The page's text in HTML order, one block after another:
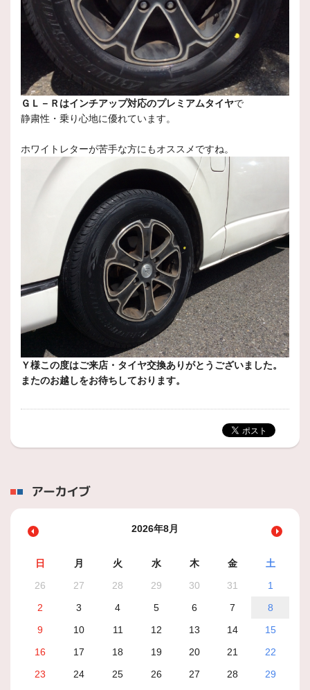
ＧＬ－Ｒはインチアップ対応のプレミアムタイヤで
静粛性・乗り心地に優れています。
ホワイトレターが苦手な方にもオススメですね。
Ｙ様この度はご来店・タイヤ交換ありがとうございました。
またのお越しをお待ちしております。
アーカイブ
2026年8月
日 月 火 水 木 金
土
26
27 28 29 30 31
1
2
3 4 5 6 7
8
9
10 11 12 13 14
15
16
17 18 19 20 21
22
23
24 25 26 27 28
29